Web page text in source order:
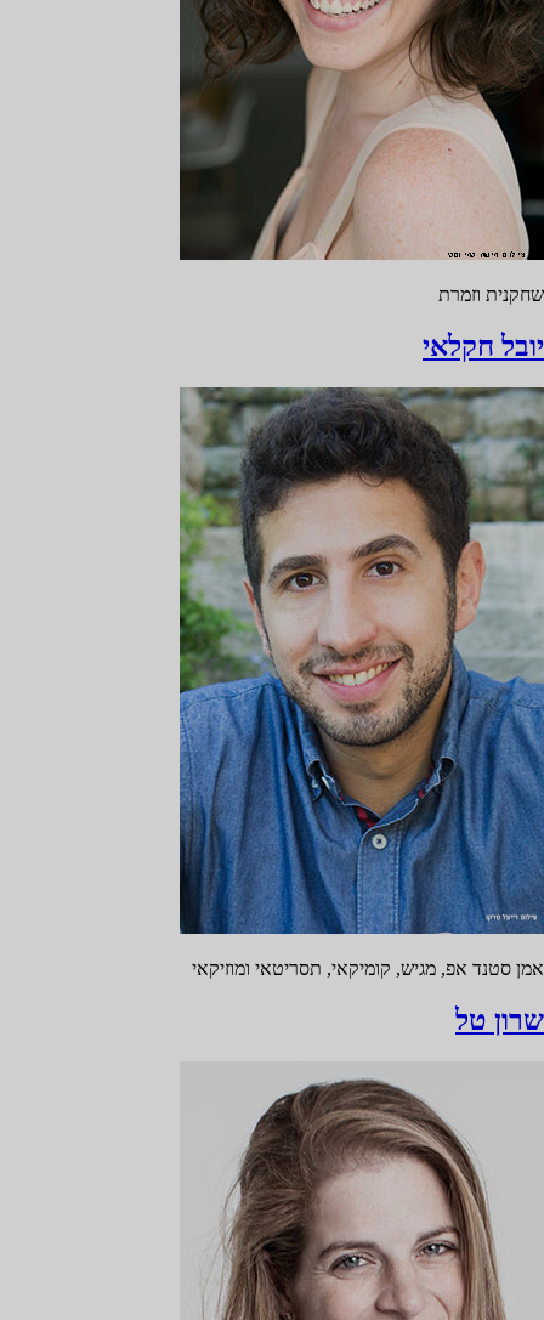
שחקנית וזמרת
יובל חקלאי
אמן סטנד אפ, מגיש, קומיקאי, תסריטאי ומוזיקאי
שרון טל